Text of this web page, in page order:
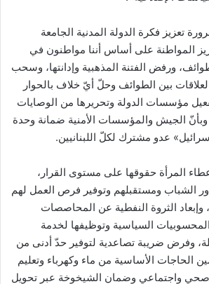
تعزيز فكرة الدولة المدنية الجامعة
المواطنة على أساس أننا مواطنون في
ورفض الفتنة المذهبية وإدانتها، وسحب
بين الطوائف وحلّ أيّ خلاف بالحوار
مؤسسات الدولة وتحريرها من الوصايات
وبأنّ الجيش والمؤسسات الأمنية ضمانة وحدة
عدو مشترك لكلّ اللبنانيين.
المرأة حقوقها على مستوى القرار،
الشباب ومستقبلهم وتوفير فرص العمل لهم
وإبعاد الثروة النفطية عن المحاصصات
السياسية وتوظيفها لخدمة
وفرض ضريبة تصاعدية لتوفير حدّ أدنى من
الحاجات الأساسية من ماء وكهرباء وتعليم
صحي واجتماعي وضمان الشيخوخة عبر تحويل